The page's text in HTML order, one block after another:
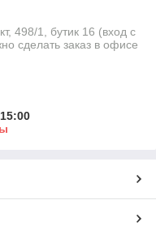
498/1, бутик 16 (вход с
сделать заказ в офисе